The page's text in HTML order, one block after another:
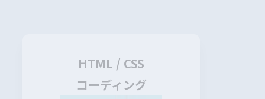
HTML / CSS
コーディング